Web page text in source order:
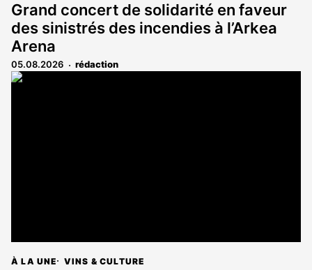
Grand concert de solidarité en faveur
des sinistrés des incendies à l’Arkea
Arena
05.08.2026 rédaction
À LA UNE VINS & CULTURE